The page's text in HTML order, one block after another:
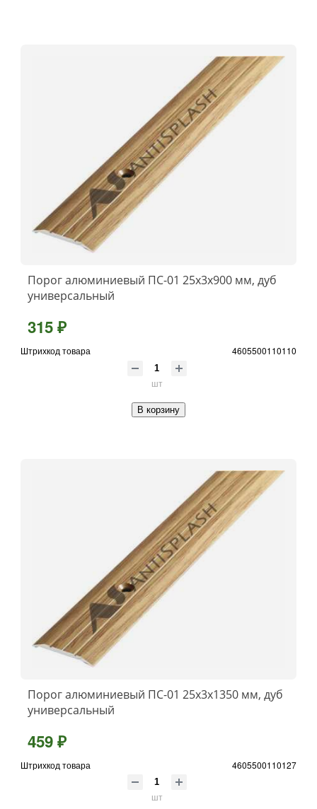
Порог алюминиевый ПС-01 25x3x900 мм, дуб
универсальный
315 ₽
Штрихкод товара 4605500110110
шт
В корзину
Порог алюминиевый ПС-01 25x3x1350 мм, дуб
универсальный
459 ₽
Штрихкод товара 4605500110127
шт